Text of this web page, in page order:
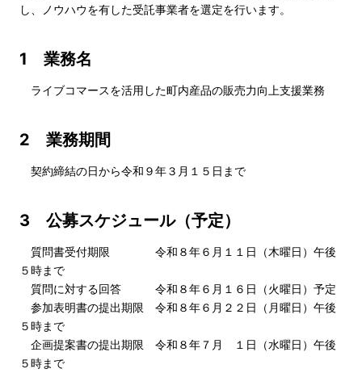
し、ノウハウを有した受託事業者を選定を行います。
1 業務名
ライブコマースを活用した町内産品の販売力向上支援業務
2 業務期間
契約締結の日から令和９年３月１５日まで
3 公募スケジュール（予定）
質問書受付期限 令和８年６月１１日（木曜日）午後
５時まで
質問に対する回答 令和８年６月１６日（火曜日）予定
参加表明書の提出期限 令和８年６月２２日（月曜日）午後
５時まで
企画提案書の提出期限 令和８年７月 １日（水曜日）午後
５時まで